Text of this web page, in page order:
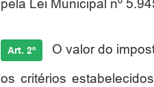
pela Lei Municipal nº
Art. 2º O valor do
os critérios